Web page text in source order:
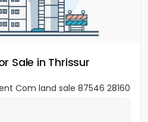
Sale in Thrissur
Com land sale 87546 28160